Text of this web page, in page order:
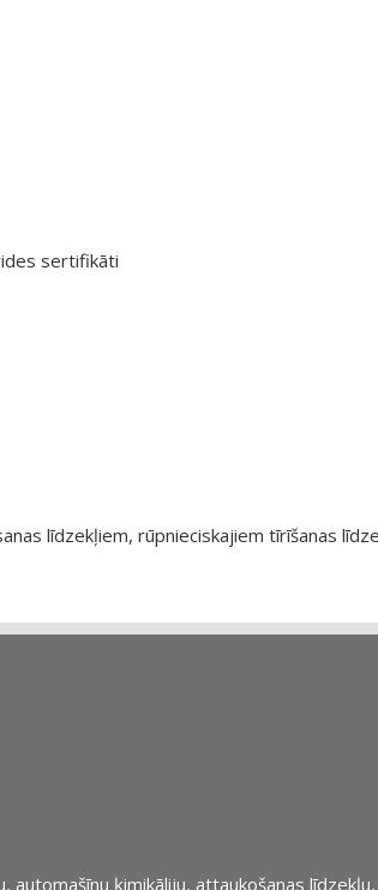
sertifikāti
līdzekļiem, rūpnieciskajiem tīrīšanas
automašīnu ķimikāliju, attaukošanas